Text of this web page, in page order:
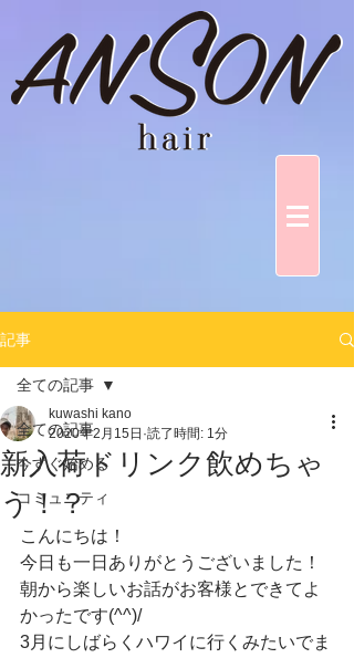
記事
全ての記事
今すぐ始める
コミュニティ
全ての記事
新入荷ドリンク飲めちゃ
う！？
kuwashi kano
2020年2月15日 読了時間: 1分
こんにちは！
今日も一日ありがとうございました！
朝から楽しいお話がお客様とできてよ
かったです(^^)/
3月にしばらくハワイに行くみたいでま